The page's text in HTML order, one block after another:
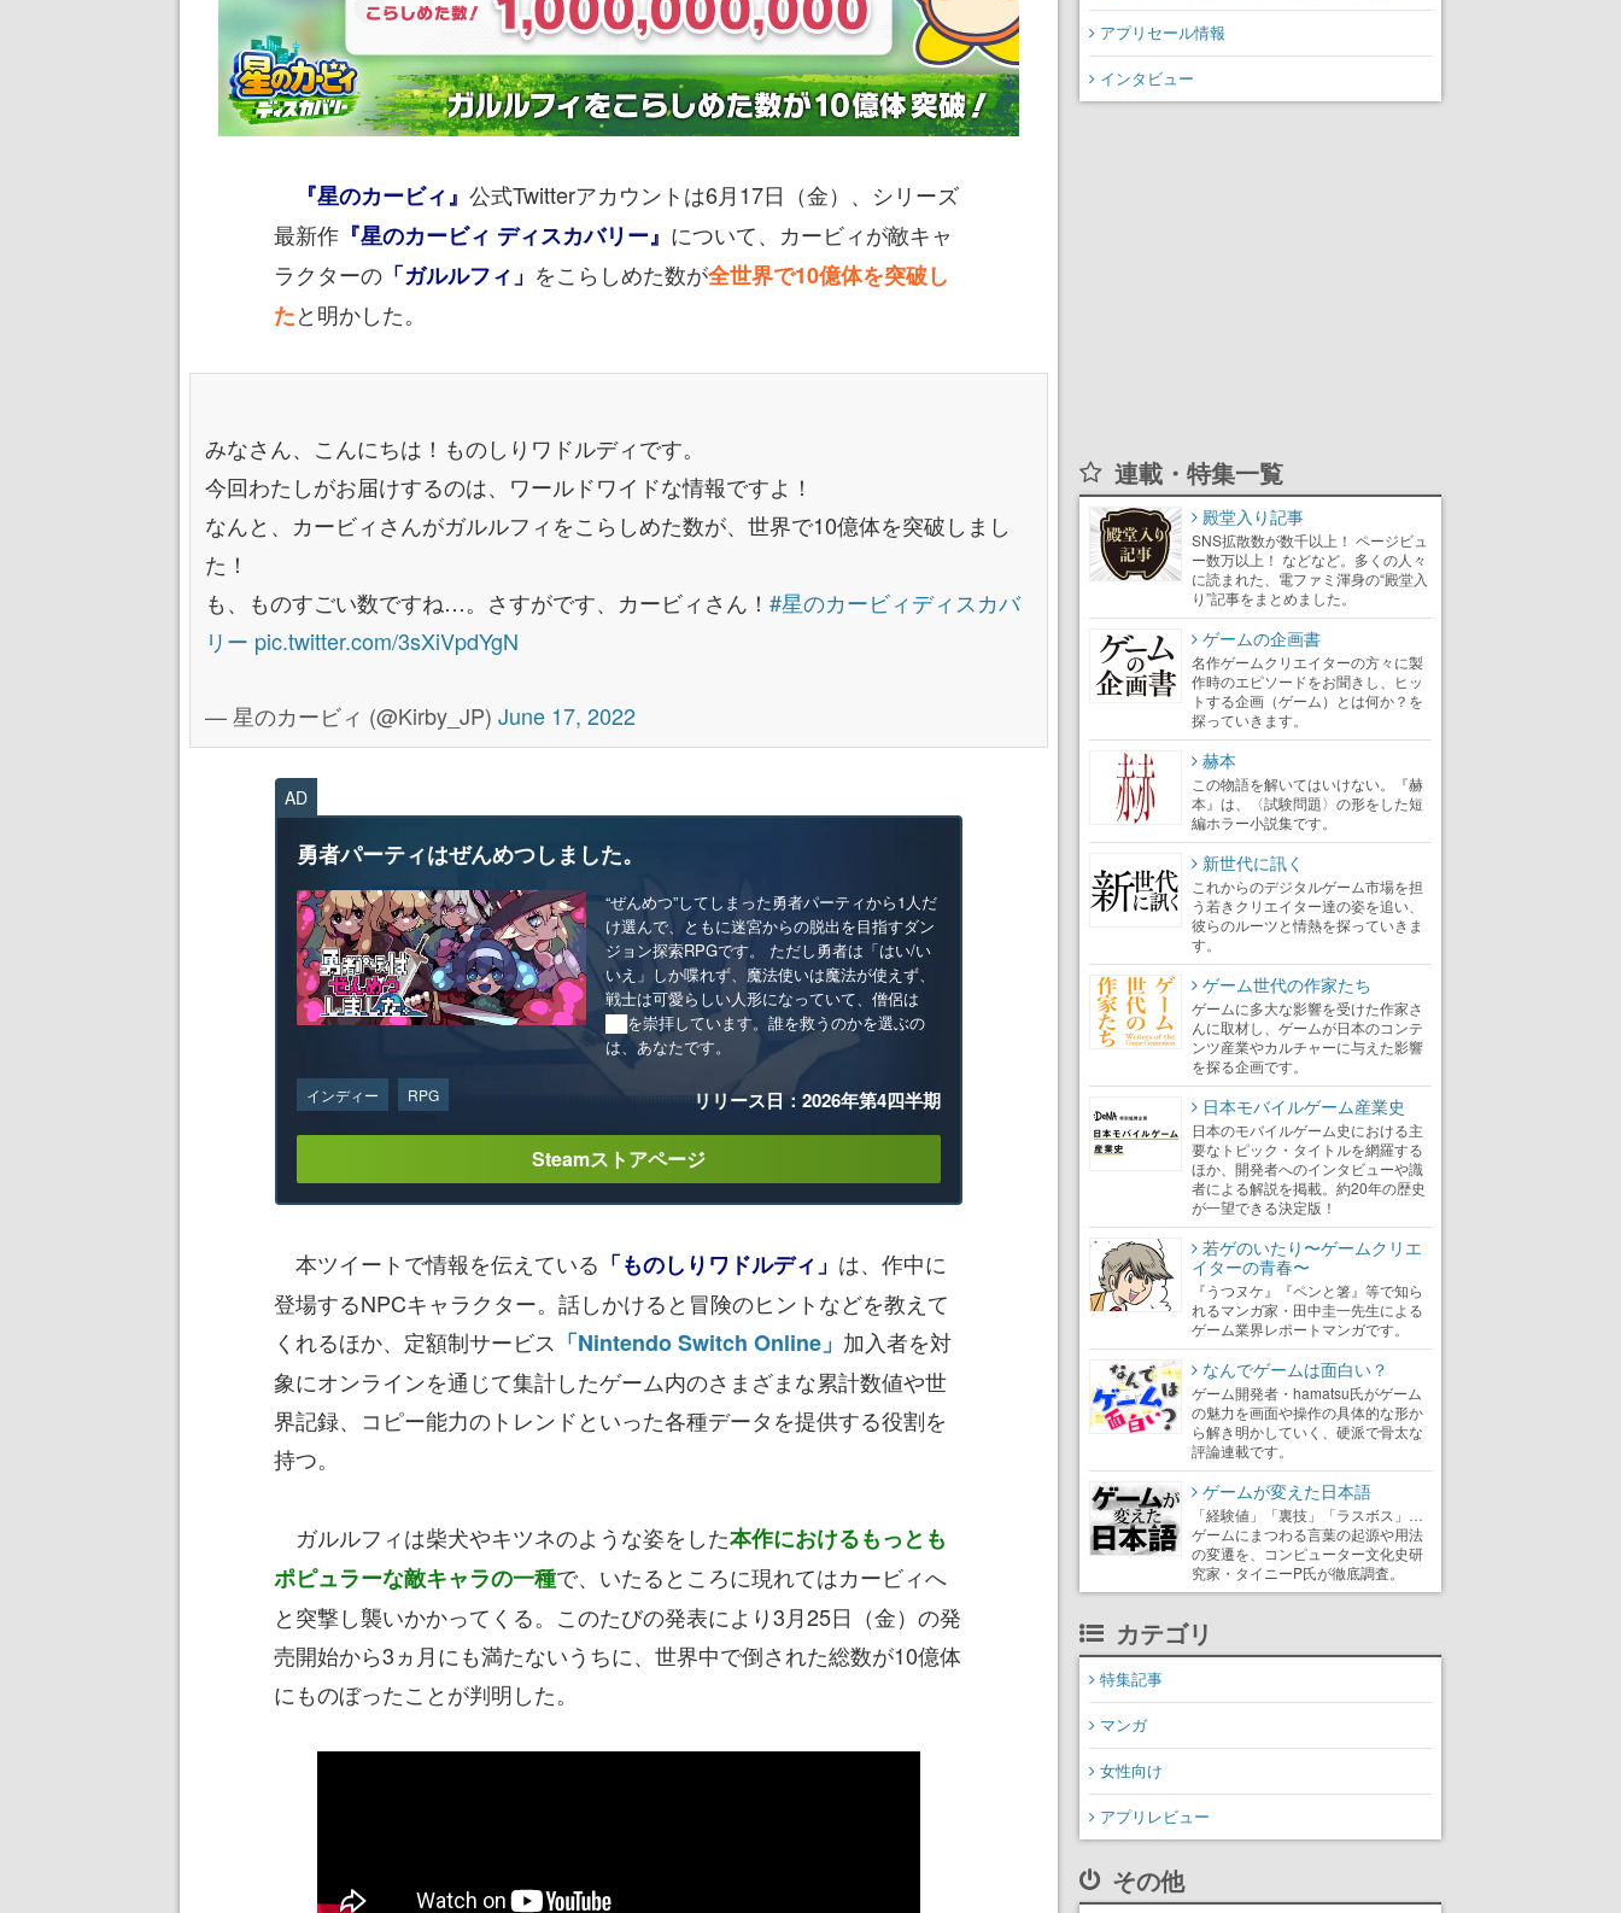
『星のカービィ』 公式Twitterアカウントは6月17日（金）、シリーズ
最新作 『星のカービィ ディスカバリー』 について、カービィが敵キャ
ラクターの 「ガルルフィ」 をこらしめた数が全世界で10億体を突破し
たと明かした。
みなさん、こんにちは！ものしりワドルディです。
今回わたしがお届けするのは、ワールドワイドな情報ですよ！
なんと、カービィさんがガルルフィをこらしめた数が、世界で10億体を突破しまし
た！
も、ものすごい数ですね…。さすがです、カービィさん！ #星のカービィディスカバ
リー pic.twitter.com/3sXiVpdYgN
— 星のカービィ (@Kirby_JP) June 17, 2022
AD
勇者パーティはぜんめつしました。
“ぜんめつ”してしまった勇者パーティから1人だ
け選んで、ともに迷宮からの脱出を目指すダン
ジョン探索RPGです。 ただし勇者は「はい/い
いえ」しか喋れず、魔法使いは魔法が使えず、
戦士は可愛らしい人形になっていて、僧侶は
██を崇拝しています。誰を救うのかを選ぶの
は、あなたです。
インディー RPG リリース日：2026年第4四半期
Steamストアページ
本ツイートで情報を伝えている 「ものしりワドルディ」 は、作中に
登場するNPCキャラクター。話しかけると冒険のヒントなどを教えて
くれるほか、定額制サービス 「Nintendo Switch Online」 加入者を対
象にオンラインを通じて集計したゲーム内のさまざまな累計数値や世
界記録、コピー能力のトレンドといった各種データを提供する役割を
持つ。
ガルルフィは柴犬やキツネのような姿をした本作におけるもっとも
ポピュラーな敵キャラの一種で、いたるところに現れてはカービィへ
と突撃し襲いかかってくる。このたびの発表により3月25日（金）の発
売開始から3ヵ月にも満たないうちに、世界中で倒された総数が10億体
にものぼったことが判明した。
トも開設され、2026年リ
アプリセール情報
インタビュー
連載・特集一覧
殿堂入り記事
SNS拡散数が数千以上！ ページビュ
ー数万以上！ などなど。多くの人々
に読まれた、電ファミ渾身の“殿堂入
り”記事をまとめました。
ゲームの企画書
名作ゲームクリエイターの方々に製
作時のエピソードをお聞きし、ヒッ
トする企画（ゲーム）とは何か？を
探っていきます。
赫本
この物語を解いてはいけない。『赫
本』は、〈試験問題〉の形をした短
編ホラー小説集です。
新世代に訊く
これからのデジタルゲーム市場を担
う若きクリエイター達の姿を追い、
彼らのルーツと情熱を探っていきま
す。
ゲーム世代の作家たち
ゲームに多大な影響を受けた作家さ
んに取材し、ゲームが日本のコンテ
ンツ産業やカルチャーに与えた影響
を探る企画です。
日本モバイルゲーム産業史
日本のモバイルゲーム史における主
要なトピック・タイトルを網羅する
ほか、開発者へのインタビューや識
者による解説を掲載。約20年の歴史
が一望できる決定版！
若ゲのいたり〜ゲームクリエ
イターの青春〜
『うつヌケ』『ペンと箸』等で知ら
れるマンガ家・田中圭一先生による
ゲーム業界レポートマンガです。
なんでゲームは面白い？
ゲーム開発者・hamatsu氏がゲーム
の魅力を画面や操作の具体的な形か
ら解き明かしていく、硬派で骨太な
評論連載です。
ゲームが変えた日本語
「経験値」「裏技」「ラスボス」…
ゲームにまつわる言葉の起源や用法
の変遷を、コンピューター文化史研
究家・タイニーP氏が徹底調査。
カテゴリ
特集記事
マンガ
女性向け
アプリレビュー
その他